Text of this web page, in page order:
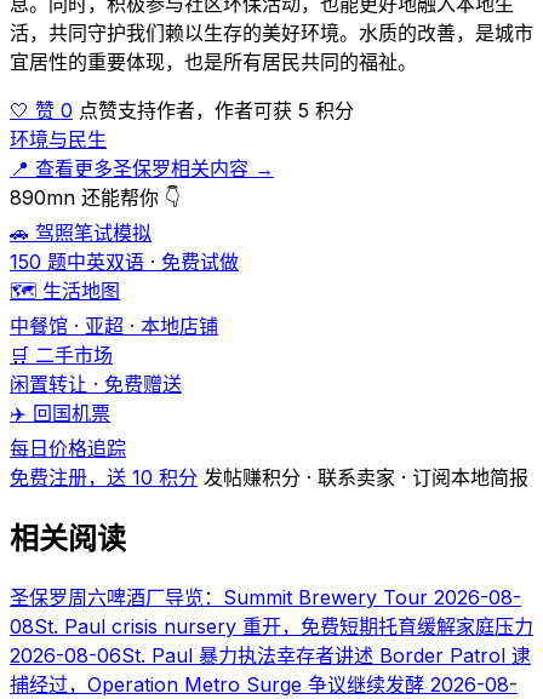
活，共同守护我们赖以生存的美好环境。水质的改善，是城市
宜居性的重要体现，也是所有居民共同的福祉。
🤍 赞 0 点赞支持作者，作者可获 5 积分
环境与民生
📍 查看更多圣保罗相关内容 →
890mn 还能帮你 👇
🚗 驾照笔试模拟
150 题中英双语 · 免费试做
🗺️ 生活地图
中餐馆 · 亚超 · 本地店铺
🛒 二手市场
闲置转让 · 免费赠送
✈️ 回国机票
每日价格追踪
免费注册，送 10 积分 发帖赚积分 · 联系卖家 · 订阅本地简报
相关阅读
圣保罗周六啤酒厂导览：Summit Brewery Tour 2026-08-
08St. Paul crisis nursery 重开，免费短期托育缓解家庭压力
2026-08-06St. Paul 暴力执法幸存者讲述 Border Patrol 逮
捕经过，Operation Metro Surge 争议继续发酵 2026-08-